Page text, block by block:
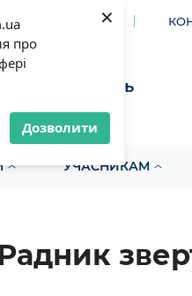
про
Дозволити
×
ІНСТРУМЕНТИ
закупівель
УЧАСНИКАМ